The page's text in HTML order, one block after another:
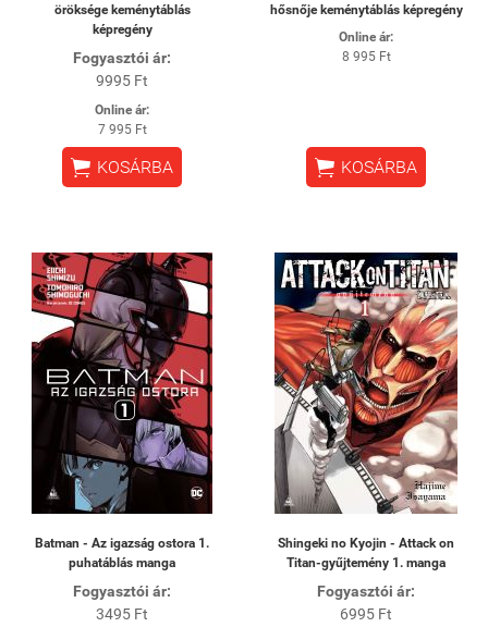
öröksége keménytáblás
képregény
Fogyasztói ár:
9995 Ft
Online ár:
7 995 Ft
 KOSÁRBA
hősnője keménytáblás képregény
Online ár:
8 995 Ft
 KOSÁRBA
Batman - Az igazság ostora 1.
puhatáblás manga
Fogyasztói ár:
3495 Ft
Shingeki no Kyojin - Attack on
Titan-gyűjtemény 1. manga
Fogyasztói ár:
6995 Ft